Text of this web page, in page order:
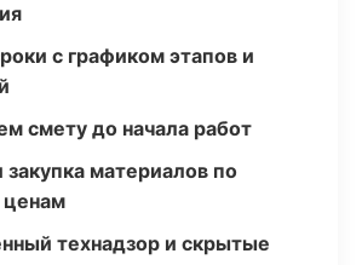
с графиком этапов и
смету до начала работ
материалов по
технадзор и скрытые